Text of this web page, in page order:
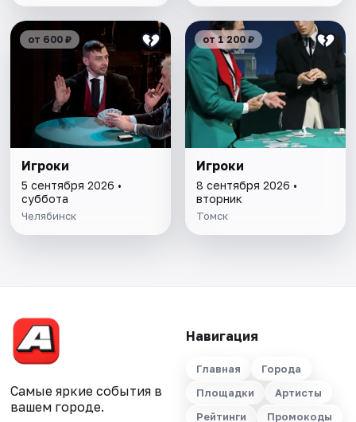
от 600 ₽
Игроки
5 сентября 2026 •
суббота
Челябинск
от 1 200 ₽
Игроки
8 сентября 2026 •
вторник
Томск
Самые яркие события в
вашем городе.
Навигация
Главная
Города
Площадки
Артисты
Рейтинги
Промокоды